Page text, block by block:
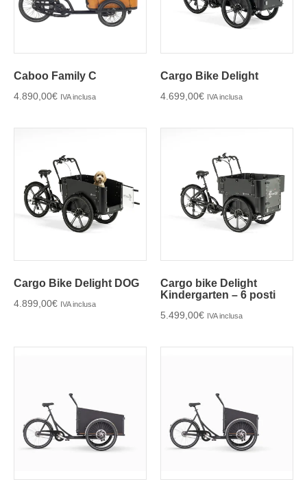
Caboo Family C
4.890,00€ IVA inclusa
Cargo Bike Delight
4.699,00€ IVA inclusa
Cargo Bike Delight DOG
4.899,00€ IVA inclusa
Cargo bike Delight
Kindergarten – 6 posti
5.499,00€ IVA inclusa